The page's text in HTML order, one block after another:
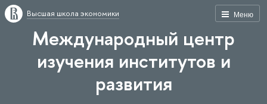
Меню
Высшая школа экономики
Международный центр
изучения институтов и
развития